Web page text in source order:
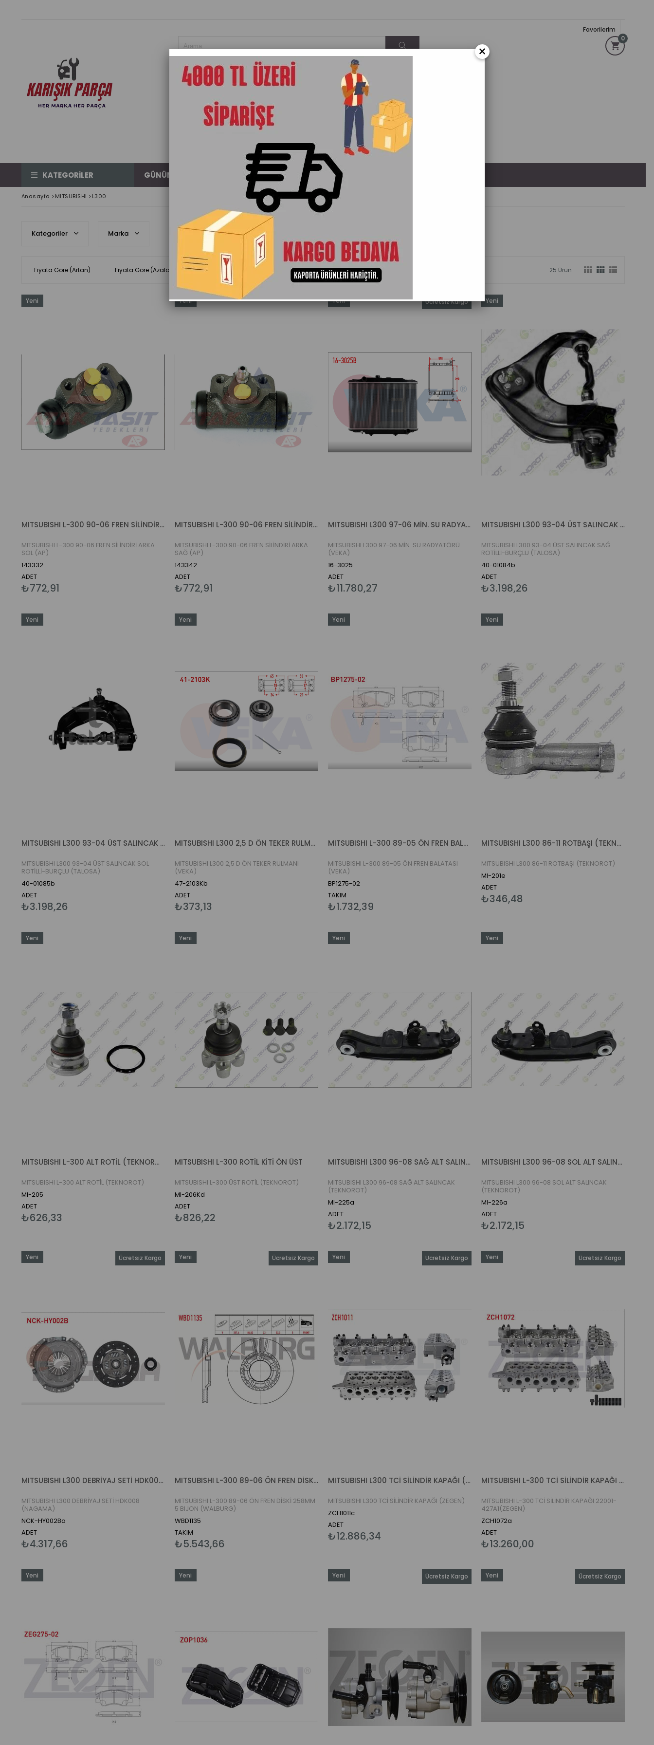
0
Favorilerim
KATEGORİLER GÜNÜN ÜRÜNÜ KARGO&TESLIMAT İLETIŞIM
Anasayfa >MITSUBISHI >L300
Kategoriler Marka
Fiyata Göre (Artan) Fiyata Göre (Azalan) Ürün Adına Göre (A>Z) Ürün Adına Göre (Z<A) Stoktakiler 25 Ürün
MITSUBISHI L-300 90-06 FREN SİLİNDİRİ ARKA SOL (AP)
MITSUBISHI L-300 90-06 FREN SİLİNDİRİ ARKA
SOL (AP)
143332
ADET
₺772,91
Yeni
MITSUBISHI L-300 90-06 FREN SİLİNDİRİ ARKA SAĞ (AP)
MITSUBISHI L-300 90-06 FREN SİLİNDİRİ ARKA
SAĞ (AP)
143342
ADET
₺772,91
Yeni
MITSUBISHI L300 97-06 MİN. SU RADYATÖRÜ (VEKA)
MITSUBISHI L300 97-06 MİN. SU RADYATÖRÜ
(VEKA)
16-3025
ADET
₺11.780,27
Ücretsiz Kargo
Yeni
MITSUBISHI L300 93-04 ÜST SALINCAK SAĞ ROTİLLİ-BURÇLU (TALOSA)
MITSUBISHI L300 93-04 ÜST SALINCAK SAĞ
ROTİLLİ-BURÇLU (TALOSA)
40-01084b
ADET
₺3.198,26
Yeni
MITSUBISHI L300 93-04 ÜST SALINCAK SOL ROTİLLİ-BURÇLU (TALOSA)
MITSUBISHI L300 93-04 ÜST SALINCAK SOL
ROTİLLİ-BURÇLU (TALOSA)
40-01085b
ADET
₺3.198,26
Yeni
MITSUBISHI L300 2,5 D ÖN TEKER RULMANI (VEKA)
MITSUBISHI L300 2,5 D ÖN TEKER RULMANI
(VEKA)
47-2103Kb
ADET
₺373,13
Yeni
MITSUBISHI L-300 89-05 ÖN FREN BALATASI (VEKA)
MITSUBISHI L-300 89-05 ÖN FREN BALATASI
(VEKA)
BP1275-02
TAKIM
₺1.732,39
Yeni
MITSUBISHI L300 86-11 ROTBAŞI (TEKNOROT)
MITSUBISHI L300 86-11 ROTBAŞI (TEKNOROT)
MI-201e
ADET
₺346,48
Yeni
MITSUBISHI L-300 ALT ROTİL (TEKNOROT)
MITSUBISHI L-300 ALT ROTİL (TEKNOROT)
MI-205
ADET
₺626,33
Yeni
MITSUBISHI L-300 ROTİL KİTİ ÖN ÜST
MITSUBISHI L-300 ÜST ROTİL (TEKNOROT)
MI-206Kd
ADET
₺826,22
Yeni
MITSUBISHI L300 96-08 SAĞ ALT SALINCAK (TEKNOROT)
MITSUBISHI L300 96-08 SAĞ ALT SALINCAK
(TEKNOROT)
MI-225a
ADET
₺2.172,15
Yeni
MITSUBISHI L300 96-08 SOL ALT SALINCAK (TEKNOROT)
MITSUBISHI L300 96-08 SOL ALT SALINCAK
(TEKNOROT)
MI-226a
ADET
₺2.172,15
Yeni
MITSUBISHI L300 DEBRİYAJ SETİ HDK008 (NAGAMA)
MITSUBISHI L300 DEBRİYAJ SETİ HDK008
(NAGAMA)
NCK-HY002Ba
ADET
₺4.317,66
Ücretsiz Kargo
Yeni
MITSUBISHI L-300 89-06 ÖN FREN DİSKİ 258MM 5 BIJON (WALBURG)
MITSUBISHI L-300 89-06 ÖN FREN DİSKİ 258MM
5 BIJON (WALBURG)
WBD1135
TAKIM
₺5.543,66
Ücretsiz Kargo
Yeni
MITSUBISHI L300 TCİ SİLİNDİR KAPAĞI (ZEGEN)
MITSUBISHI L300 TCİ SİLİNDİR KAPAĞI (ZEGEN)
ZCH1011c
ADET
₺12.886,34
Ücretsiz Kargo
Yeni
MITSUBISHI L-300 TCİ SİLİNDİR KAPAĞI 22001-427A1(ZEGEN)
MITSUBISHI L-300 TCİ SİLİNDİR KAPAĞI 22001-
427A1(ZEGEN)
ZCH1072a
ADET
₺13.260,00
Ücretsiz Kargo
Yeni
Yeni
Yeni
Ücretsiz Kargo
Yeni
Ücretsiz Kargo
Yeni
×